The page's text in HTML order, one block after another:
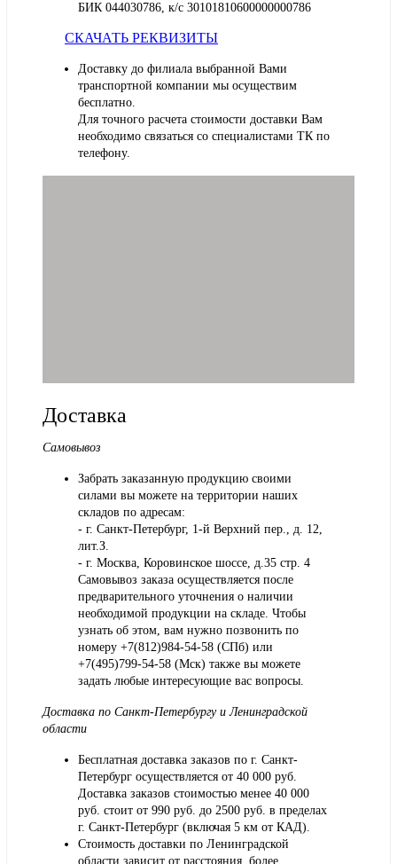
БИК 044030786, к/с 30101810600000000786
СКАЧАТЬ РЕКВИЗИТЫ
Доставку до филиала выбранной Вами
транспортной компании мы осуществим
бесплатно.
Для точного расчета стоимости доставки Вам
необходимо связаться со специалистами ТК по
телефону.
Доставка
Самовывоз
Забрать заказанную продукцию своими
силами вы можете на территории наших
складов по адресам:
- г. Санкт-Петербург, 1-й Верхний пер., д. 12,
лит.З.
- г. Москва, Коровинское шоссе, д.35 стр. 4
Самовывоз заказа осуществляется после
предварительного уточнения о наличии
необходимой продукции на складе. Чтобы
узнать об этом, вам нужно позвонить по
номеру +7(812)984-54-58 (СПб) или
+7(495)799-54-58 (Мск) также вы можете
задать любые интересующие вас вопросы.
Доставка по Санкт-Петербургу и Ленинградской
области
Бесплатная доставка заказов по г. Санкт-
Петербург осуществляется от 40 000 руб.
Доставка заказов стоимостью менее 40 000
руб. стоит от 990 руб. до 2500 руб. в пределах
г. Санкт-Петербург (включая 5 км от КАД).
Стоимость доставки по Ленинградской
области зависит от расстояния, более